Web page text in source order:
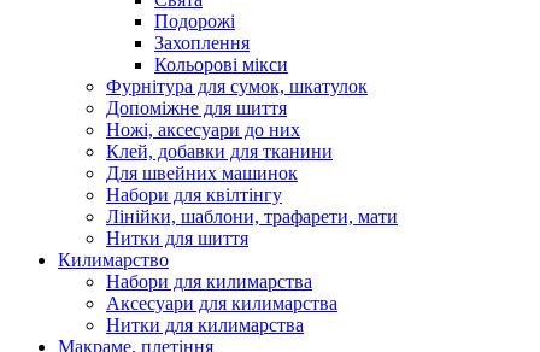
Подорожі
Захоплення
Кольорові мікси
Фурнітура для сумок, шкатулок
Допоміжне для шиття
Ножі, аксесуари до них
Клей, добавки для тканини
Для швейних машинок
Набори для квілтінгу
Лінійки, шаблони, трафарети, мати
Нитки для шиття
Килимарство
Набори для килимарства
Аксесуари для килимарства
Нитки для килимарства
Макраме, плетіння